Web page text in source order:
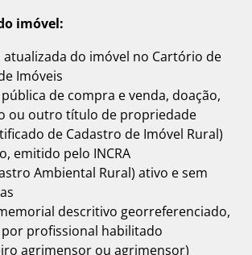
imóvel:
atualizada do imóvel no Cartório de
Imóveis
de compra e venda, doação,
ou outro título de propriedade
de Cadastro de Imóvel Rural)
emitido pelo INCRA
Ambiental Rural) ativo e sem
descritivo georreferenciado,
profissional habilitado
agrimensor ou agrimensor)